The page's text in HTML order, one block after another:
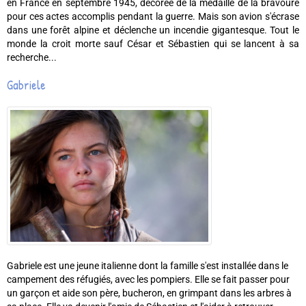
en France en septembre 1945, décorée de la médaille de la bravoure
pour ces actes accomplis pendant la guerre. Mais son avion s'écrase
dans une forêt alpine et déclenche un incendie gigantesque. Tout le
monde la croit morte sauf César et Sébastien qui se lancent à sa
recherche...
Gabriele
Gabriele est une jeune italienne dont la famille s'est installée dans le
campement des réfugiés, avec les pompiers. Elle se fait passer pour
un garçon et aide son père, bucheron, en grimpant dans les arbres à